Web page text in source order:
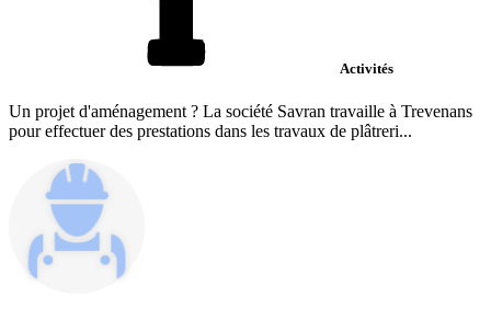
Activités
Un projet d'aménagement ? La société Savran travaille à Trevenans
pour effectuer des prestations dans les travaux de plâtreri...